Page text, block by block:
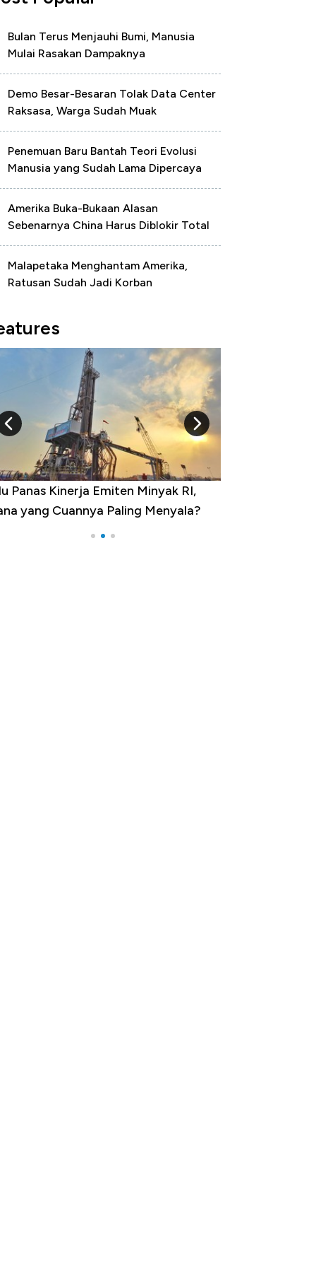
Bulan Terus Menjauhi Bumi, Manusia
Mulai Rasakan Dampaknya
Demo Besar-Besaran Tolak Data Center
Raksasa, Warga Sudah Muak
Penemuan Baru Bantah Teori Evolusi
Manusia yang Sudah Lama Dipercaya
Amerika Buka-Bukaan Alasan
Sebenarnya China Harus Diblokir Total
Malapetaka Menghantam Amerika,
Ratusan Sudah Jadi Korban
Panas Kinerja Emiten Minyak RI,
yang Cuannya Paling Menyala?